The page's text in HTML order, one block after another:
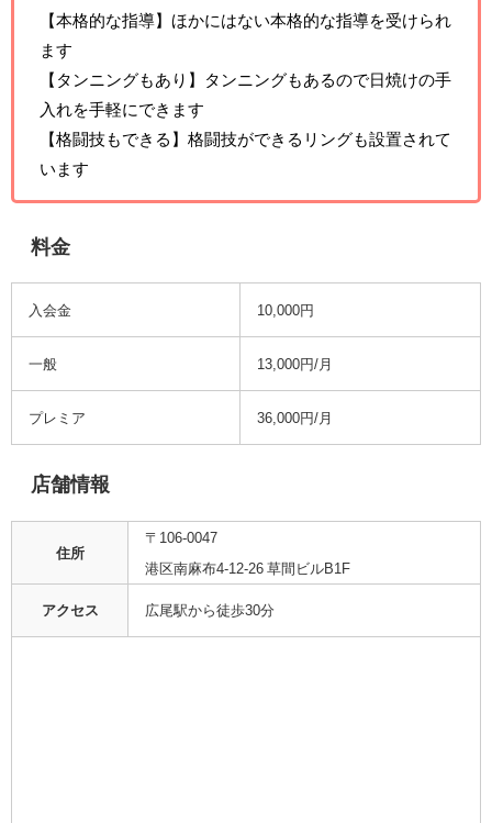
【本格的な指導】ほかにはない本格的な指導を受けられ
ます
【タンニングもあり】タンニングもあるので日焼けの手
入れを手軽にできます
【格闘技もできる】格闘技ができるリングも設置されて
います
料金
入会金 10,000円
一般 13,000円/月
プレミア 36,000円/月
店舗情報
住所
〒106-0047
港区南麻布4-12-26 草間ビルB1F
アクセス 広尾駅から徒歩30分